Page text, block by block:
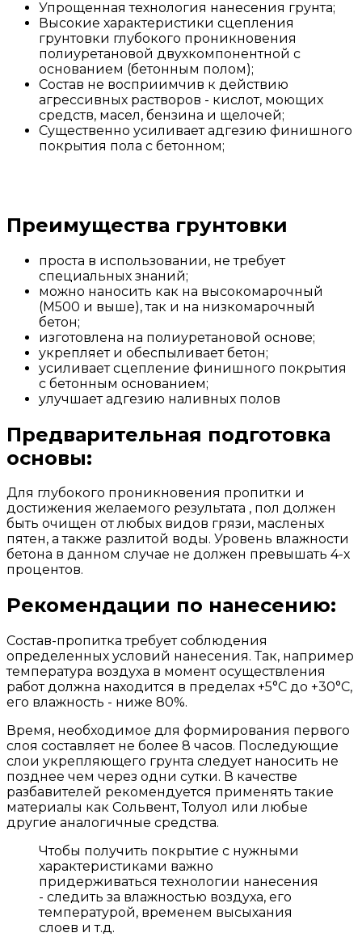
Упрощенная технология нанесения грунта;
Высокие характеристики сцепления
грунтовки глубокого проникновения
полиуретановой двухкомпонентной с
основанием (бетонным полом);
Состав не восприимчив к действию
агрессивных растворов - кислот, моющих
средств, масел, бензина и щелочей;
Существенно усиливает адгезию финишного
покрытия пола с бетонном;
Преимущества грунтовки
проста в использовании, не требует
специальных знаний;
можно наносить как на высокомарочный
(M500 и выше), так и на низкомарочный
бетон;
изготовлена на полиуретановой основе;
укрепляет и обеспыливает бетон;
усиливает сцепление финишного покрытия
с бетонным основанием;
улучшает адгезию наливных полов
Предварительная подготовка
основы:
Для глубокого проникновения пропитки и
достижения желаемого результата , пол должен
быть очищен от любых видов грязи, масленых
пятен, а также разлитой воды. Уровень влажности
бетона в данном случае не должен превышать 4-х
процентов.
Рекомендации по нанесению:
Состав-пропитка требует соблюдения
определенных условий нанесения. Так, например
температура воздуха в момент осуществления
работ должна находится в пределах +5°С до +30°С,
его влажность - ниже 80%.
Время, необходимое для формирования первого
слоя составляет не более 8 часов. Последующие
слои укрепляющего грунта следует наносить не
позднее чем через одни сутки. В качестве
разбавителей рекомендуется применять такие
материалы как Сольвент, Толуол или любые
другие аналогичные средства.
Чтобы получить покрытие с нужными
характеристиками важно
придерживаться технологии нанесения
- следить за влажностью воздуха, его
температурой, временем высыхания
слоев и т.д.